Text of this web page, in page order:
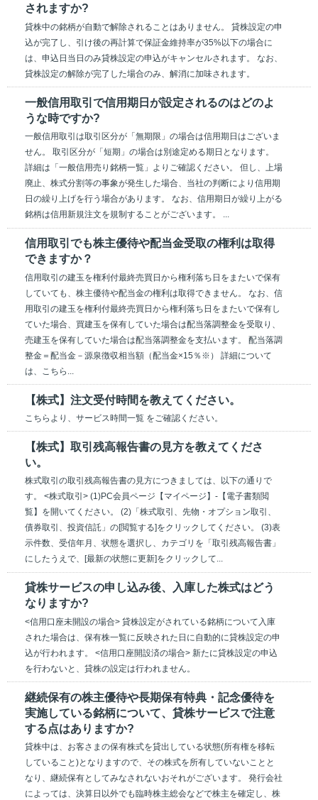
されますか?
貸株中の銘柄が自動で解除されることはありません。 貸株設定の申
込が完了し、引け後の再計算で保証金維持率が35%以下の場合に
は、申込日当日のみ貸株設定の申込がキャンセルされます。 なお、
貸株設定の解除が完了した場合のみ、解消に加味されます。
一般信用取引で信用期日が設定されるのはどのよ
うな時ですか?
一般信用取引は取引区分が「無期限」の場合は信用期日はございま
せん。 取引区分が「短期」の場合は別途定める期日となります。
詳細は「一般信用売り銘柄一覧」よりご確認ください。 但し、上場
廃止、株式分割等の事象が発生した場合、当社の判断により信用期
日の繰り上げを行う場合があります。 なお、信用期日が繰り上がる
銘柄は信用新規注文を規制することがございます。 ...
信用取引でも株主優待や配当金受取の権利は取得
できますか？
信用取引の建玉を権利付最終売買日から権利落ち日をまたいで保有
していても、株主優待や配当金の権利は取得できません。 なお、信
用取引の建玉を権利付最終売買日から権利落ち日をまたいで保有し
ていた場合、買建玉を保有していた場合は配当落調整金を受取り、
売建玉を保有していた場合は配当落調整金を支払います。 配当落調
整金＝配当金－源泉徴収相当額（配当金×15％※） 詳細について
は、こちら...
【株式】注文受付時間を教えてください。
こちらより、サービス時間一覧 をご確認ください。
【株式】取引残高報告書の見方を教えてくださ
い。
株式取引の取引残高報告書の見方につきましては、以下の通りで
す。 <株式取引> (1)PC会員ページ【マイページ】-【電子書類閲
覧】を開いてください。 (2)「株式取引、先物・オプション取引、
債券取引、投資信託」の[閲覧する]をクリックしてください。 (3)表
示件数、受信年月、状態を選択し、カテゴリを「取引残高報告書」
にしたうえで、[最新の状態に更新]をクリックして...
貸株サービスの申し込み後、入庫した株式はどう
なりますか?
<信用口座未開設の場合> 貸株設定がされている銘柄について入庫
された場合は、保有株一覧に反映された日に自動的に貸株設定の申
込が行われます。 <信用口座開設済の場合> 新たに貸株設定の申込
を行わないと、貸株の設定は行われません。
継続保有の株主優待や長期保有特典・記念優待を
実施している銘柄について、貸株サービスで注意
する点はありますか?
貸株中は、お客さまの保有株式を貸出している状態(所有権を移転
していること)となりますので、その株式を所有していないことと
なり、継続保有としてみなされないおそれがございます。 発行会社
によっては、決算日以外でも臨時株主総会などで株主を確定し、株